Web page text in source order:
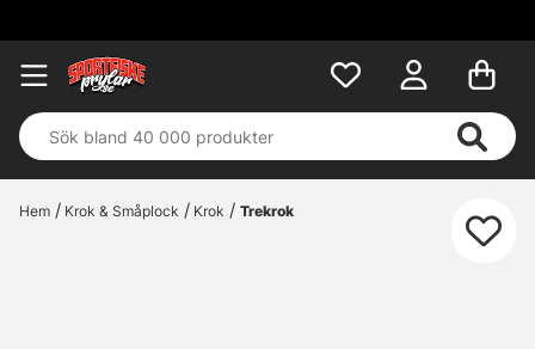
Hem Krok & Småplock Krok Trekrok